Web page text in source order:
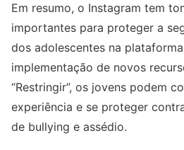
Em resumo, o Instagram tem
importantes para proteger a
dos adolescentes na
implementação de novos
“Restringir”, os jovens podem
experiência e se proteger
de bullying e assédio.